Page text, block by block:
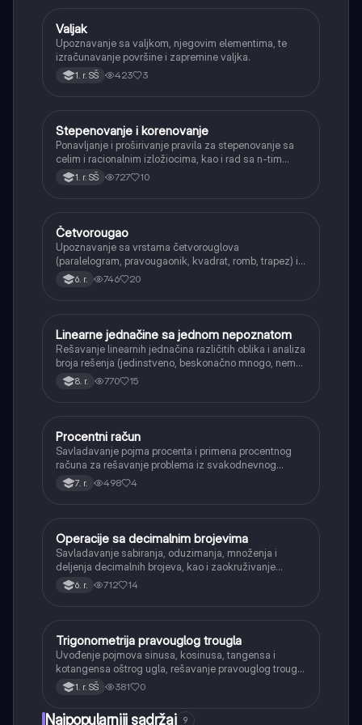
Matematika
Valjak
Upoznavanje sa valjkom, njegovim elementima, te
izračunavanje površine i zapremine valjka.
1. r. SŠ 423 3
Matematika
Stepenovanje i korenovanje
Ponavljanje i proširivanje pravila za stepenovanje sa
celim i racionalnim izložiocima, kao i rad sa n-tim
korenima i racionalizacijom imenioca.
1. r. SŠ 727 10
Matematika
Četvorougao
Upoznavanje sa vrstama četvorouglova
(paralelogram, pravougaonik, kvadrat, romb, trapez) i
njihovim osnovnim svojstvima.
6. r. 746 20
Matematika
Linearne jednačine sa jednom nepoznatom
Rešavanje linearnih jednačina različitih oblika i analiza
broja rešenja (jedinstveno, beskonačno mnogo, nema
rešenja).
8. r. 770 15
Matematika
Procentni račun
Savladavanje pojma procenta i primena procentnog
računa za rešavanje problema iz svakodnevnog
života, kao što su popusti, kamate i povećanja.
7. r. 498 4
Matematika
Operacije sa decimalnim brojevima
Savladavanje sabiranja, oduzimanja, množenja i
deljenja decimalnih brojeva, kao i zaokruživanje
decimalnih brojeva.
6. r. 712 14
Matematika
Trigonometrija pravouglog trougla
Uvođenje pojmova sinusa, kosinusa, tangensa i
kotangensa oštrog ugla, rešavanje pravouglog trougla
i primena osnovnih trigonometrijskih identiteta.
1. r. SŠ 381 0
Najpopularniji sadržaj 9